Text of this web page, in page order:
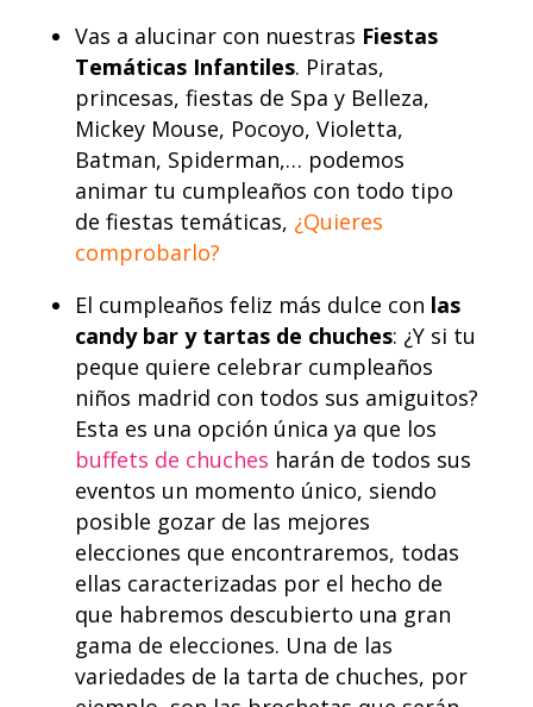
Vas a alucinar con nuestras Fiestas
Temáticas Infantiles. Piratas,
princesas, fiestas de Spa y Belleza,
Mickey Mouse, Pocoyo, Violetta,
Batman, Spiderman,… podemos
animar tu cumpleaños con todo tipo
de fiestas temáticas, ¿Quieres
comprobarlo?
El cumpleaños feliz más dulce con las
candy bar y tartas de chuches: ¿Y si tu
peque quiere celebrar cumpleaños
niños madrid con todos sus amiguitos?
Esta es una opción única ya que los
buffets de chuches harán de todos sus
eventos un momento único, siendo
posible gozar de las mejores
elecciones que encontraremos, todas
ellas caracterizadas por el hecho de
que habremos descubierto una gran
gama de elecciones. Una de las
variedades de la tarta de chuches, por